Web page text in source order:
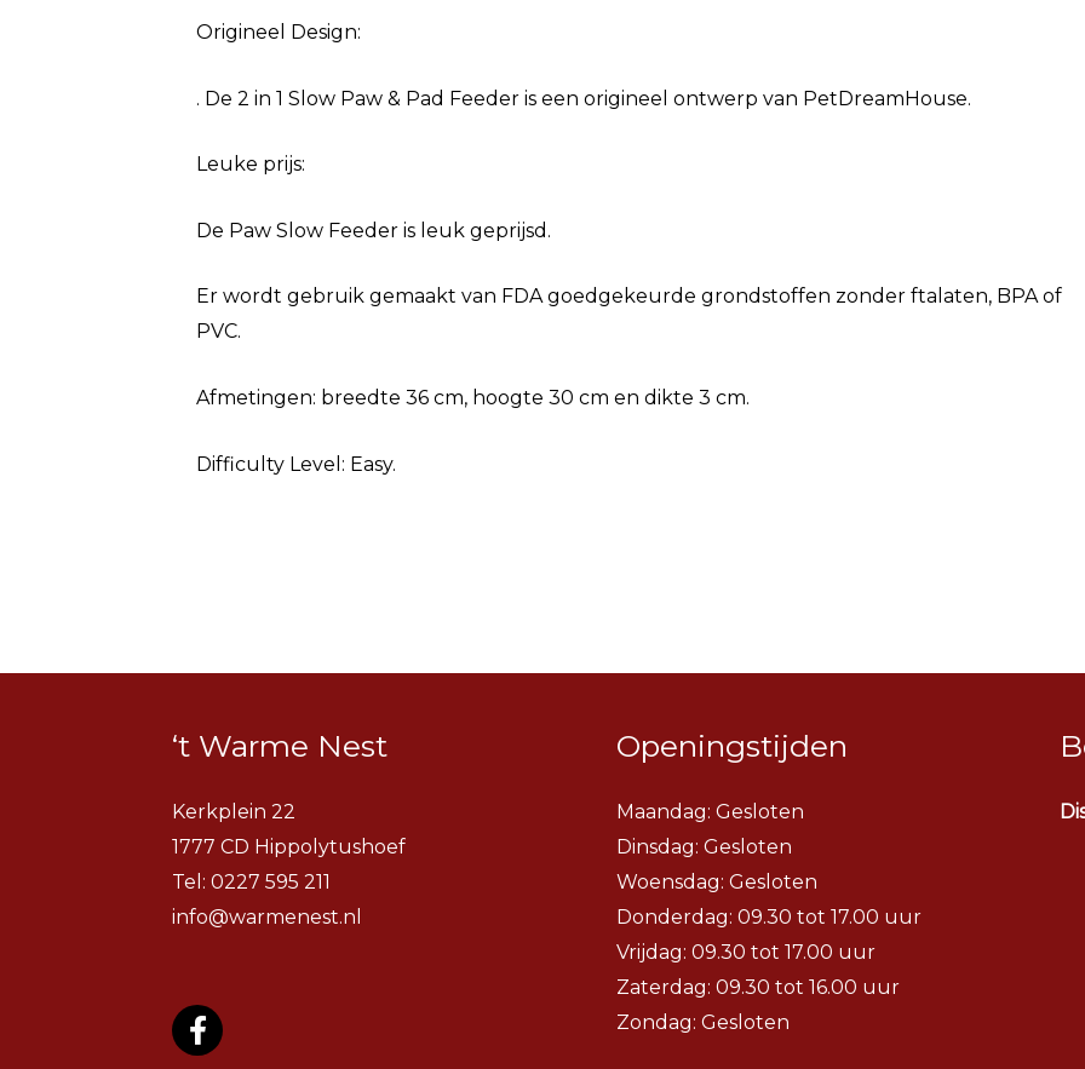
Origineel Design:
. De 2 in 1 Slow Paw & Pad Feeder is een origineel ontwerp van PetDreamHouse.
Leuke prijs:
De Paw Slow Feeder is leuk geprijsd.
Er wordt gebruik gemaakt van FDA goedgekeurde grondstoffen zonder ftalaten, BPA of
PVC.
Afmetingen: breedte 36 cm, hoogte 30 cm en dikte 3 cm.
Difficulty Level: Easy.
‘t Warme Nest
Kerkplein 22
1777 CD Hippolytushoef
Tel: 0227 595 211
info@warmenest.nl
Openingstijden
Maandag: Gesloten
Dinsdag: Gesloten
Woensdag: Gesloten
Donderdag: 09.30 tot 17.00 uur
Vrijdag: 09.30 tot 17.00 uur
Zaterdag: 09.30 tot 16.00 uur
Zondag: Gesloten